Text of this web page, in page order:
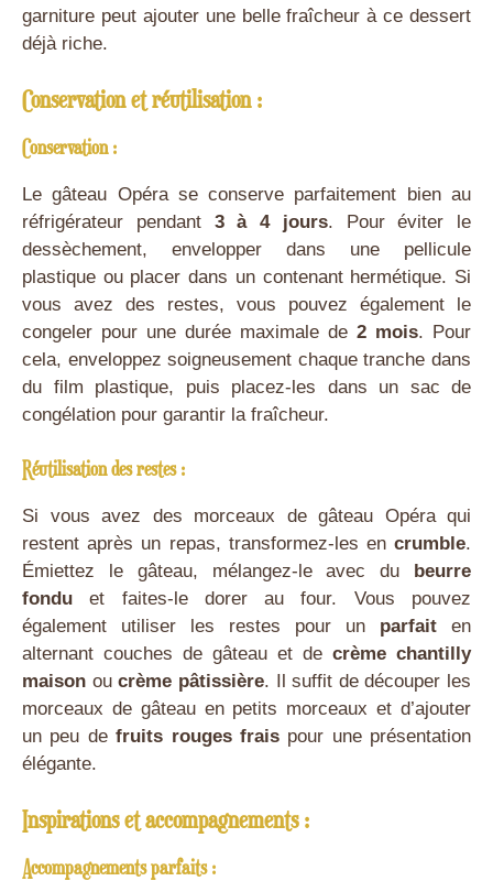
garniture peut ajouter une belle fraîcheur à ce dessert
déjà riche.
Conservation et réutilisation :
Conservation :
Le gâteau Opéra se conserve parfaitement bien au
réfrigérateur pendant 3 à 4 jours. Pour éviter le
dessèchement, envelopper dans une pellicule
plastique ou placer dans un contenant hermétique. Si
vous avez des restes, vous pouvez également le
congeler pour une durée maximale de 2 mois. Pour
cela, enveloppez soigneusement chaque tranche dans
du film plastique, puis placez-les dans un sac de
congélation pour garantir la fraîcheur.
Réutilisation des restes :
Si vous avez des morceaux de gâteau Opéra qui
restent après un repas, transformez-les en crumble.
Émiettez le gâteau, mélangez-le avec du beurre
fondu et faites-le dorer au four. Vous pouvez
également utiliser les restes pour un parfait en
alternant couches de gâteau et de crème chantilly
maison oucrème pâtissière. Il suffit de découper les
morceaux de gâteau en petits morceaux et d’ajouter
un peu defruits rouges fraispour une présentation
élégante.
Inspirations et accompagnements :
Accompagnements parfaits :